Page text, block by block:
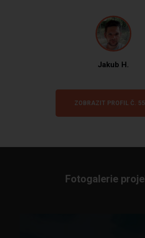
Jakub H.
ZOBRAZIT PROFIL Č.
Fotogalerie